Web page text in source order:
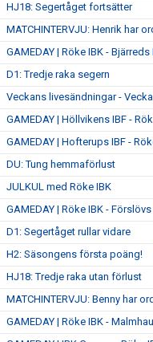
HJ18: Segertåget fortsätter
MATCHINTERVJU: Henrik har
GAMEDAY | Röke IBK - Bjärreds
D1: Tredje raka segern
Veckans livesändningar -
GAMEDAY | Höllvikens IBF -
GAMEDAY | Hofterups IBF -
DU: Tung hemmaförlust
JULKUL med Röke IBK
GAMEDAY | Röke IBK - Förslövs
D1: Segertåget rullar vidare
H2: Säsongens första poäng!
HJ18: Tredje raka utan förlust
MATCHINTERVJU: Benny har
GAMEDAY | Röke IBK -